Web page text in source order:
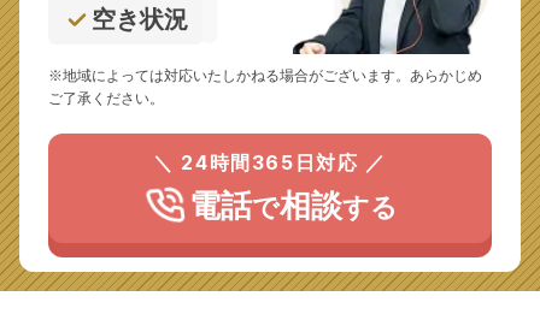
空き状況
※地域によっては対応いたしかねる場合がございます。あらかじめ
ご了承ください。
＼ 24時間365日対応 ／
電話で相談する